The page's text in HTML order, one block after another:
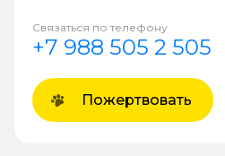
Связаться по телефону
+7 988 505 2 505
Пожертвовать